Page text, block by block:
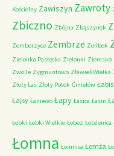
Kościelny Zawiszyn Zawroty
Zbiczno Zbójna Zbąszynek
Zemborzyce Zembrze Zeńbok
Zielonka Pasłęcka Zielonki Ziemsko
Zwolle Zygmuntowo Zławieś Wielka
Złoty Las Złoty Potok Ćmielów
Łajsy Łaniewo Łapy Łasica Łasin
Łebki Łebki Wielkie Łobez Łobżenica
Łomna Łomnica Łomża